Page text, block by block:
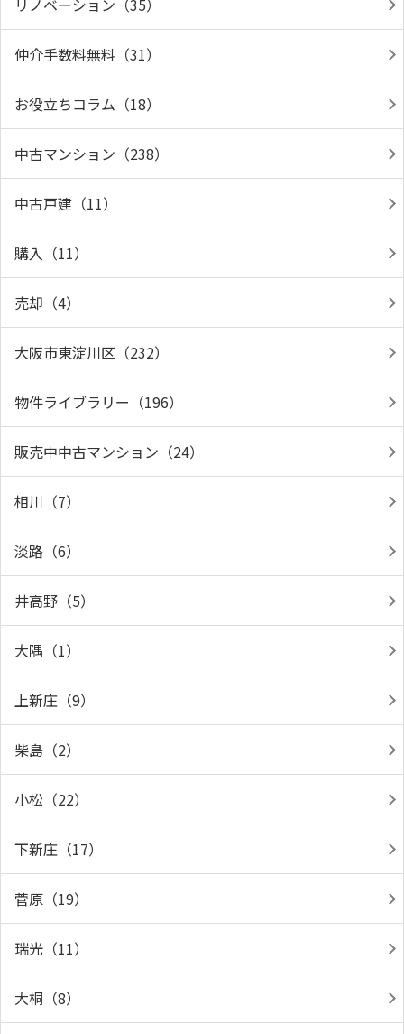
リノベーション（35）
仲介手数料無料（31）
お役立ちコラム（18）
中古マンション（238）
中古戸建（11）
購入（11）
売却（4）
大阪市東淀川区（232）
物件ライブラリー（196）
販売中中古マンション（24）
相川（7）
淡路（6）
井高野（5）
大隅（1）
上新庄（9）
柴島（2）
小松（22）
下新庄（17）
菅原（19）
瑞光（11）
大桐（8）